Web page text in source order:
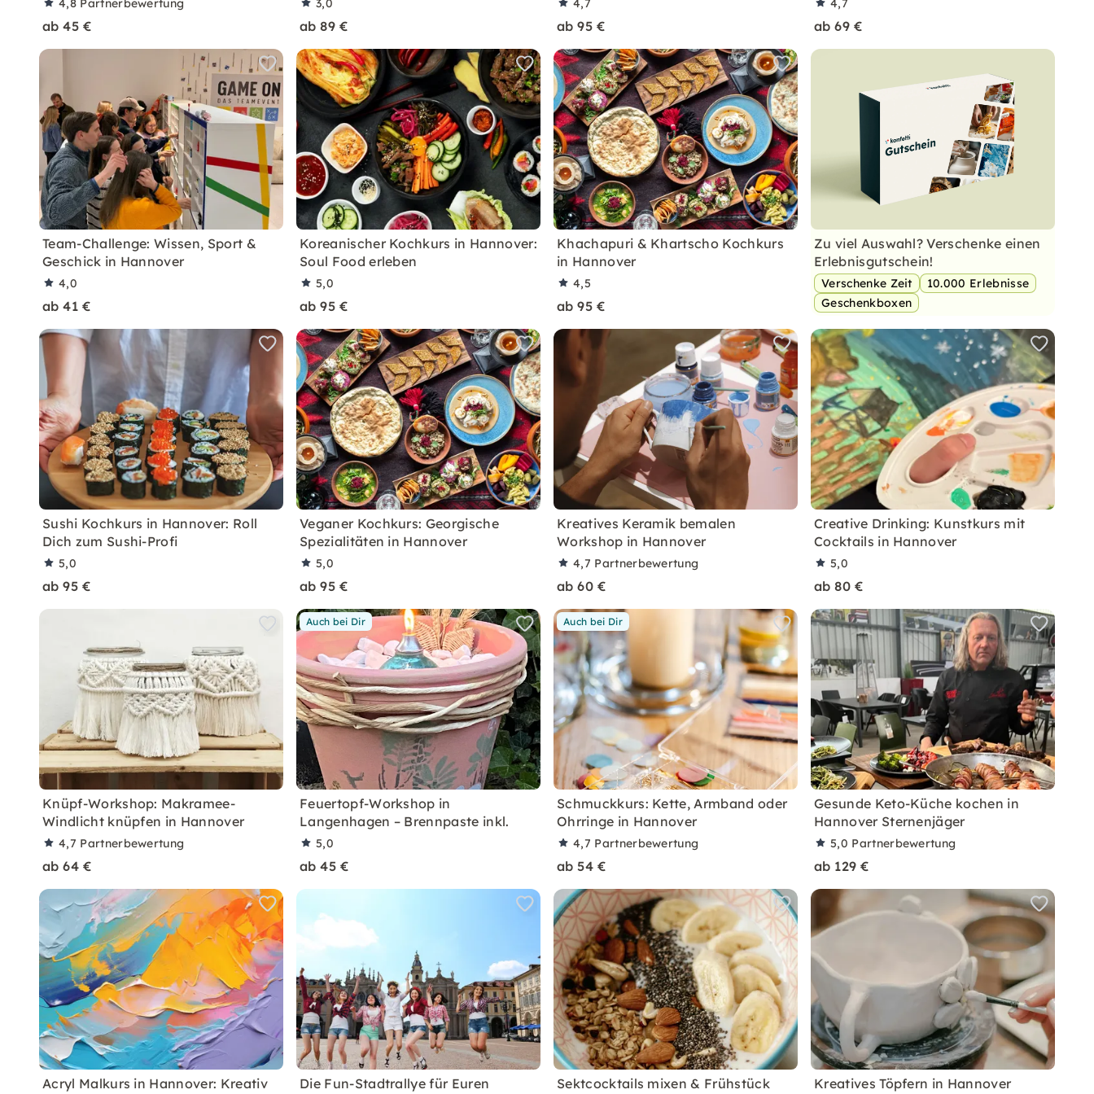
4,8 Partnerbewertung
ab 45 €
3,0
ab 89 €
4,7
ab 95 €
4,7
ab 69 €
Team-Challenge: Wissen, Sport &
Geschick in Hannover
4,0
ab 41 €
Koreanischer Kochkurs in Hannover:
Soul Food erleben
5,0
ab 95 €
Khachapuri & Khartscho Kochkurs
in Hannover
4,5
ab 95 €
Zu viel Auswahl? Verschenke einen
Erlebnisgutschein!
Verschenke Zeit
10.000 Erlebnisse
Geschenkboxen
Sushi Kochkurs in Hannover: Roll
Dich zum Sushi-Profi
5,0
ab 95 €
Veganer Kochkurs: Georgische
Spezialitäten in Hannover
5,0
ab 95 €
Kreatives Keramik bemalen
Workshop in Hannover
4,7 Partnerbewertung
ab 60 €
Creative Drinking: Kunstkurs mit
Cocktails in Hannover
5,0
ab 80 €
Knüpf-Workshop: Makramee-
Windlicht knüpfen in Hannover
4,7 Partnerbewertung
ab 64 €
Auch bei Dir
Feuertopf-Workshop in
Langenhagen – Brennpaste inkl.
5,0
ab 45 €
Auch bei Dir
Schmuckkurs: Kette, Armband oder
Ohrringe in Hannover
4,7 Partnerbewertung
ab 54 €
Gesunde Keto-Küche kochen in
Hannover Sternenjäger
5,0 Partnerbewertung
ab 129 €
Acryl Malkurs in Hannover: Kreativ
Die Fun-Stadtrallye für Euren
Sektcocktails mixen & Frühstück
Kreatives Töpfern in Hannover